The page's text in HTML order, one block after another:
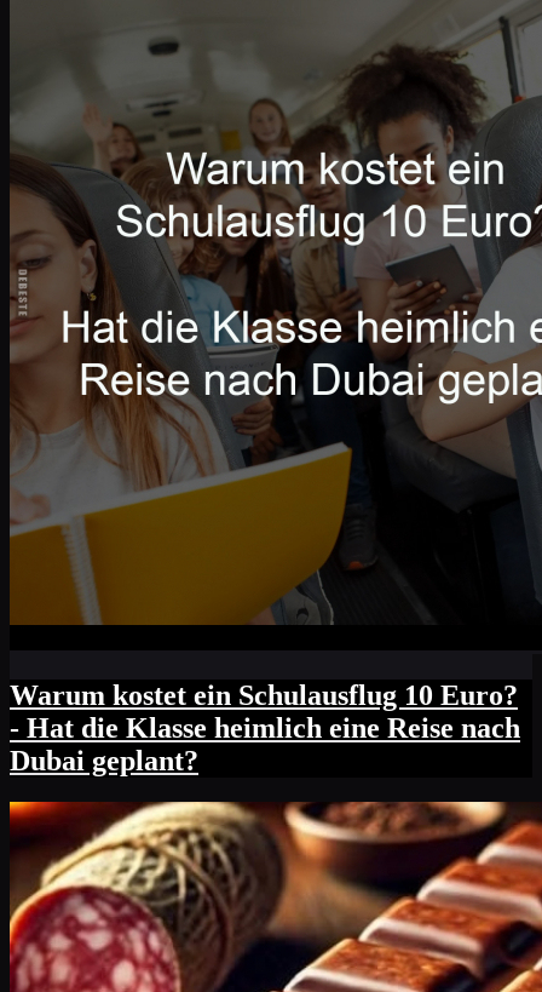
Warum kostet ein Schulausflug 10 Euro?
- Hat die Klasse heimlich eine Reise nach
Dubai geplant?